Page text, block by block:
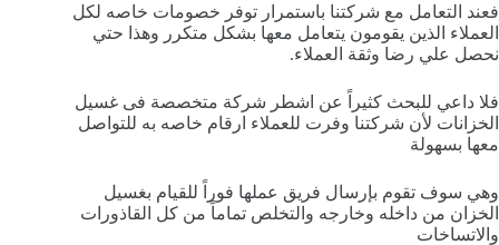
فعند التعامل مع شركتنا باستمرار توفر خصومات خاصه لكل
العملاء الذين يقومون يتعامل معها بشكل متكرر وهذا حتي
نحصل علي رضا وثقة العملاء.
فلا داعي للبحث كثيراً عن اشطر شركة متخصصة فى غسيل
الخزانات لأن شركتنا وفرت للعملاء ارقام خاصه به للتواصل
معها بسهولة
وهي سوف تقوم بإرسال فريق عملها فوراً للقيام بغسيل
الخزان من داخله وخارجه والتخلص تماماً من كل القاذورات
والاتساخات